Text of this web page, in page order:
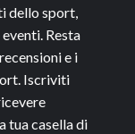
dello sport,
Resta
e i
Iscriviti
tua casella di